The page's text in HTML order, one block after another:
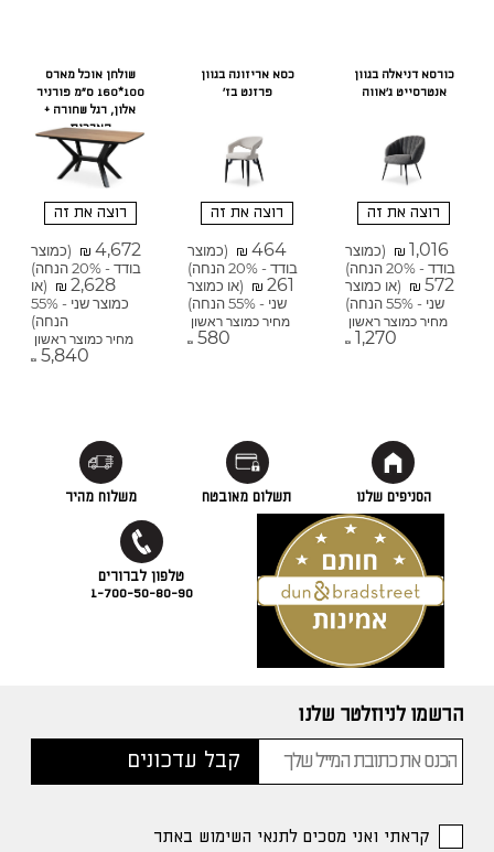
כורסא דניאלה בגוון
אנטרסייט ג'אווה
רוצה את זה
₪ 1,016
(כמוצר
בודד - 20% הנחה)
₪ 572
(או כמוצר
שני - 55% הנחה)
מחיר כמוצר ראשון
₪ 1,270
כסא אריזונה בגוון
פרזנט בז'
רוצה את זה
₪ 464
(כמוצר
בודד - 20% הנחה)
₪ 261
(או כמוצר
שני - 55% הנחה)
מחיר כמוצר ראשון
₪ 580
שולחן אוכל מארס
100*160 ס"מ פורניר
אלון, רגל שחורה +
הארכות
רוצה את זה
₪ 4,672
(כמוצר
בודד - 20% הנחה)
₪ 2,628
(או
כמוצר שני - 55%
הנחה)
מחיר כמוצר ראשון
₪ 5,840
הסניפים שלנו תשלום מאובטח משלוח מהיר
1-700-50-80-90
הרשמו לניוזלטר שלנו
קראתי ואני מסכים לתנאי השימוש באתר